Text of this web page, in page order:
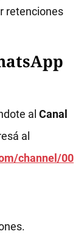
retenciones
al Canal
al
channel/00